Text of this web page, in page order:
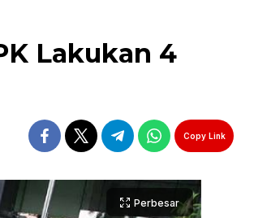
Lakukan 4
Copy Link
Perbesar